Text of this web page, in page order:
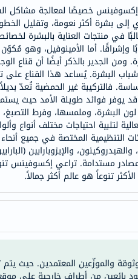
خسارة
الوزن
فحص
صحي
روتيني
باقة
القلب
الصحي
Original
IV
اختبار
التحسس
البشرة
والشعر
خصيصًا لمعالجة
بشرة أكثر نعومة، وتقليل
منتجات العناية بالبشرة
وإشراقًا. أما الأمينوفيل،
ومن الجدير بالذكر أيضًا أن
البشرة. يُساعد هذا القناع
فالتركيبة غير الحمضية تُعدّ
يوفر فوائد طويلة الأمد حيث
وملمسها، وفرط التصبغ،
لتلبية احتياجات مختلف أنواع
التنظيمية المختصة في جميع
والإيزوبارابين
مستدامة. تراعي إكسوفينس
تنوعاً هو عالم أكثر جمالاً.
والموزّعين المعتمدين. حيث